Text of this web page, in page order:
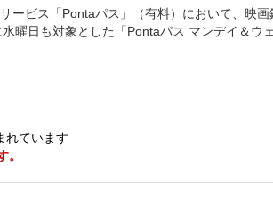
ービス「Pontaパス」（有料）において、映画
曜日も対象とした「Pontaパス マンデイ＆ウ
れています
。